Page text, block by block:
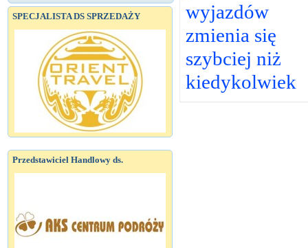
SPECJALISTA DS SPRZEDAŻY
Przedstawiciel Handlowy ds.
wyjazdów
zmienia się
szybciej niż
kiedykolwiek